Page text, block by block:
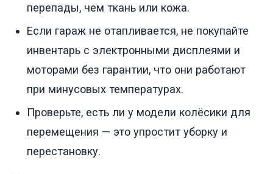
перепады, чем ткань или кожа.
Если гараж не отапливается, не покупайте
инвентарь с электронными дисплеями и
моторами без гарантии, что они работают
при минусовых температурах.
Проверьте, есть ли у модели колёсики для
перемещения — это упростит уборку и
перестановку.